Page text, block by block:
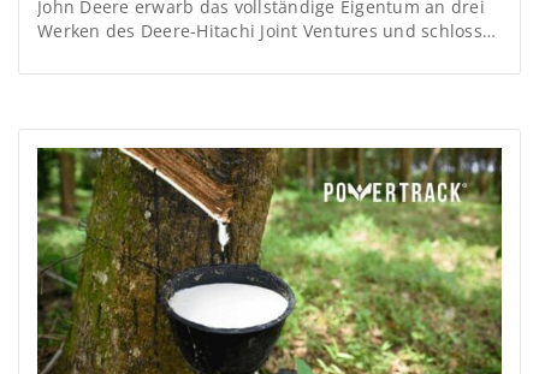
John Deere erwarb das vollständige Eigentum an drei
Werken des Deere-Hitachi Joint Ventures und schloss
Construction Machinery ab.